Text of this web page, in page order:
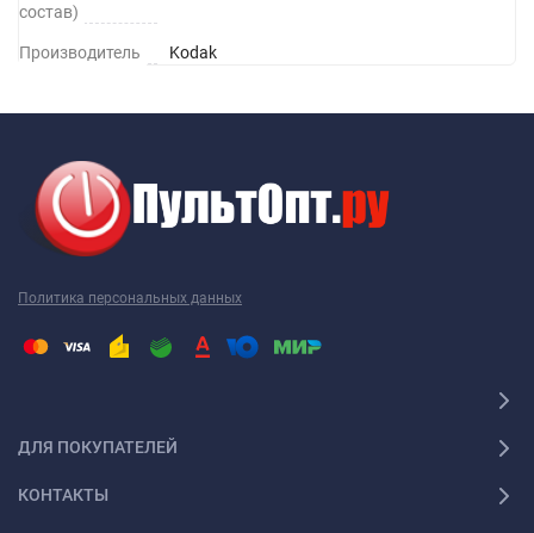
состав)
Производитель Kodak
Политика персональных данных
ДЛЯ ПОКУПАТЕЛЕЙ
КОНТАКТЫ